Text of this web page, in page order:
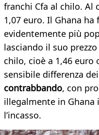
franchi Cfa al chilo. Al
1,07 euro. Il Ghana ha
evidentemente più
lasciando il suo
chilo, cioè a 1,46
sensibile differenza
contrabbando, con
illegalmente in
l’incasso.